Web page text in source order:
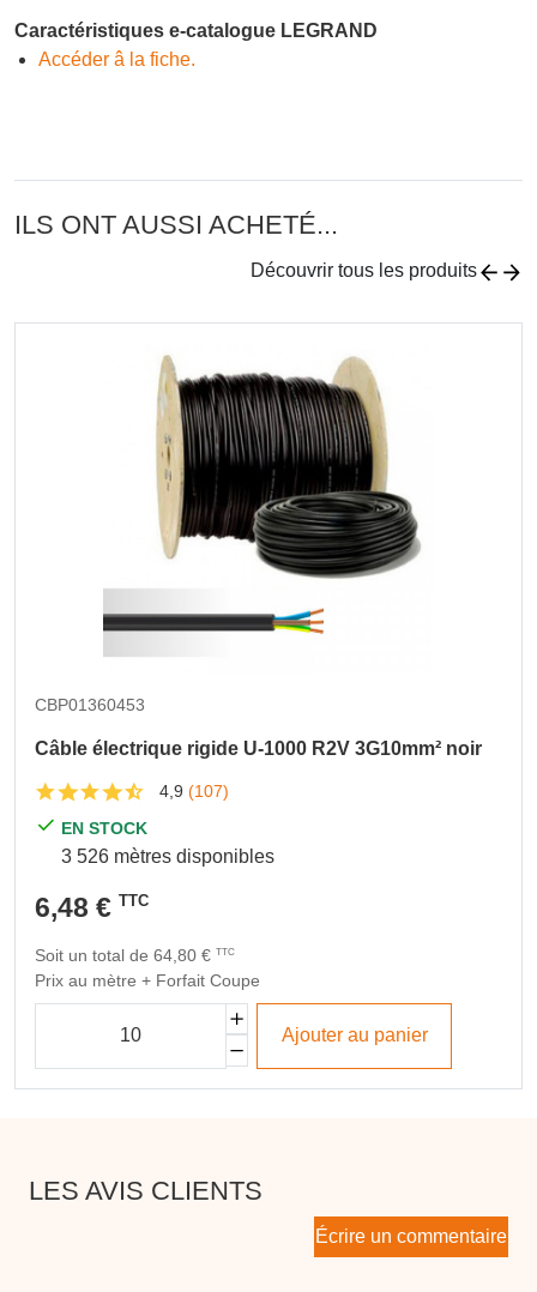
Caractéristiques e-catalogue LEGRAND
Accéder â la fiche.
ILS ONT AUSSI ACHETÉ...
Découvrir tous les produits
CBP01360453
Câble électrique rigide U-1000 R2V 3G10mm² noir
4,9 (107)
EN STOCK
3 526 mètres disponibles
6,48 € TTC
Soit un total de 64,80 € TTC
Prix au mètre + Forfait Coupe
Ajouter au panier
LES AVIS CLIENTS
Écrire un commentaire